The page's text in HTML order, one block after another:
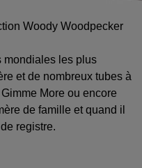
mondiales les plus
et de nombreux tubes à
More ou encore
de famille et quand il
registre.